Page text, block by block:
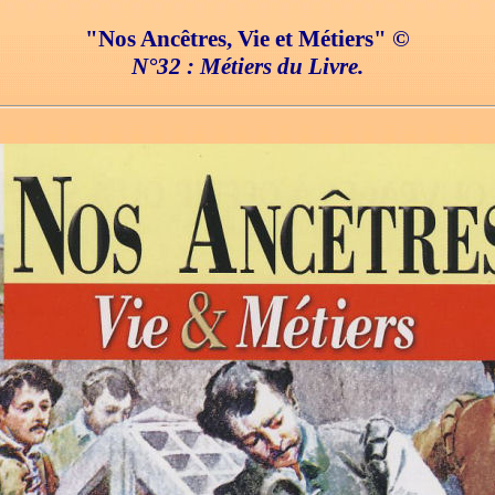
"Nos Ancêtres, Vie et Métiers" ©
N°32 : Métiers du Livre.